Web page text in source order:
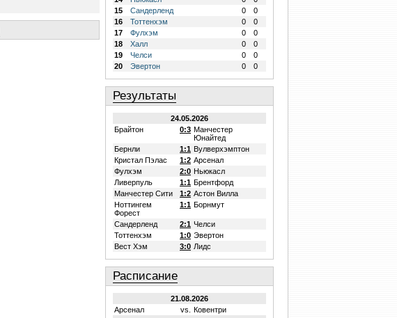
15
Сандерленд 0
0
16
Тоттенхэм 0
0
17
Фулхэм 0
0
18
Халл 0
0
19
Челси 0
0
20
Эвертон 0 0
Результаты
24.05.2026
Брайтон
0:3 Манчестер
Юнайтед
Бернли
1:1 Вулверхэмптон
Кристал Пэлас
1:2 Арсенал
Фулхэм
2:0 Ньюкасл
Ливерпуль
1:1 Брентфорд
Манчестер Сити
1:2 Астон Вилла
Ноттингем
Форест
1:1 Борнмут
Сандерленд 2:1 Челси
Тоттенхэм
1:0 Эвертон
Вест Хэм
3:0 Лидс
Расписание
21.08.2026
Арсенал
vs.
Ковентри